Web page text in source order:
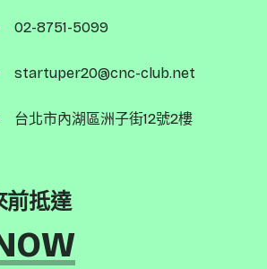
02-8751-5099
startuper20@cnc-club.net
台北市內湖區洲子街12號2樓
前抵達